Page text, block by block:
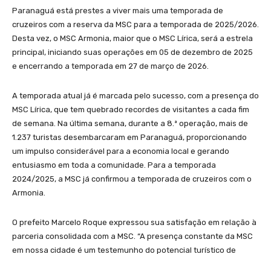
Paranaguá está prestes a viver mais uma temporada de
cruzeiros com a reserva da MSC para a temporada de 2025/2026.
Desta vez, o MSC Armonia, maior que o MSC Lírica, será a estrela
principal, iniciando suas operações em 05 de dezembro de 2025
e encerrando a temporada em 27 de março de 2026.
A temporada atual já é marcada pelo sucesso, com a presença do
MSC Lírica, que tem quebrado recordes de visitantes a cada fim
de semana. Na última semana, durante a 8.ª operação, mais de
1.237 turistas desembarcaram em Paranaguá, proporcionando
um impulso considerável para a economia local e gerando
entusiasmo em toda a comunidade. Para a temporada
2024/2025, a MSC já confirmou a temporada de cruzeiros com o
Armonia.
O prefeito Marcelo Roque expressou sua satisfação em relação à
parceria consolidada com a MSC. “A presença constante da MSC
em nossa cidade é um testemunho do potencial turístico de